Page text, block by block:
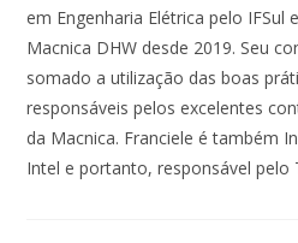
em Engenharia Elétrica pelo IFSul
Macnica DHW desde 2019. Seu
somado a utilização das boas
responsáveis pelos excelentes
da Macnica. Franciele é também
Intel e portanto, responsável pelo